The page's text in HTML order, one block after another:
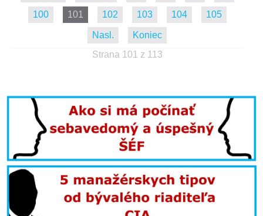
100 101 102 103 104 105
Nasl.
Koniec
Strana 101 z 113